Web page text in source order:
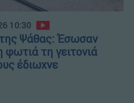
10:30
Ψάθας: Έσωσαν
τη γειτονιά
έδιωχνε